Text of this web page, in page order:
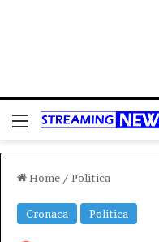
Menu
Home / Politica
Cronaca Politica